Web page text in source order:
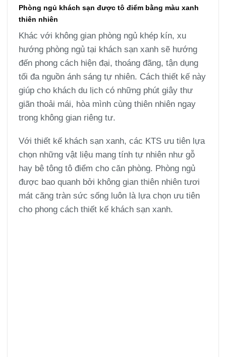
Phòng ngủ khách sạn được tô điểm bằng màu xanh
thiên nhiên
Khác với không gian phòng ngủ khép kín, xu
hướng phòng ngủ tại khách sạn xanh sẽ hướng
đến phong cách hiện đại, thoáng đãng, tận dụng
tối đa nguồn ánh sáng tự nhiên. Cách thiết kế này
giúp cho khách du lịch có những phút giây thư
giãn thoải mái, hòa mình cùng thiên nhiên ngay
trong không gian riêng tư.
Với thiết kế khách sạn xanh, các KTS ưu tiên lựa
chọn những vật liệu mang tính tự nhiên như gỗ
hay bê tông tô điểm cho căn phòng. Phòng ngủ
được bao quanh bởi không gian thiên nhiên tươi
mát căng tràn sức sống luôn là lựa chọn ưu tiên
cho phong cách thiết kế khách sạn xanh.